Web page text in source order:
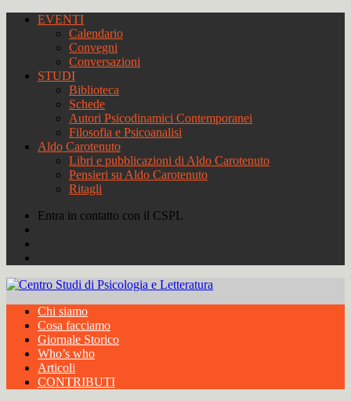
EVENTI
Calendario
Convegni
Conversazioni
STUDI
Biblioteca
Schede
Autori Psicodinamici Contemporanei
Filosofia e Psicoanalisi
Aldo Carotenuto
Libri e pubblicazioni di Aldo Carotenuto
Pensieri su Aldo Carotenuto
Ritagli
Entra in contatto con il CSPL
Chi siamo
Cosa facciamo
Giornale Storico
Who’s who
Articoli
CONTRIBUTI